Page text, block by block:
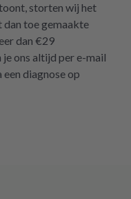
storten wij het
toe gemaakte
dan €29
ons altijd per e-mail
diagnose op